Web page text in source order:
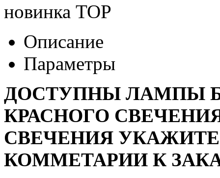
новинка TOP
Описание
Параметры
ДОСТУПНЫ ЛАМПЫ
КРАСНОГО
СВЕЧЕНИЯ
КОММЕТАРИИ К